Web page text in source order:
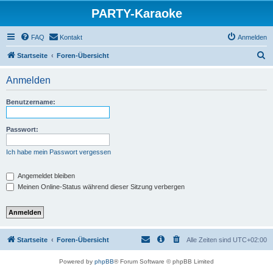
PARTY-Karaoke
FAQ Kontakt Anmelden
Startseite Foren-Übersicht
Anmelden
Benutzername:
Passwort:
Ich habe mein Passwort vergessen
Angemeldet bleiben
Meinen Online-Status während dieser Sitzung verbergen
Startseite Foren-Übersicht Alle Zeiten sind UTC+02:00
Powered by phpBB® Forum Software © phpBB Limited